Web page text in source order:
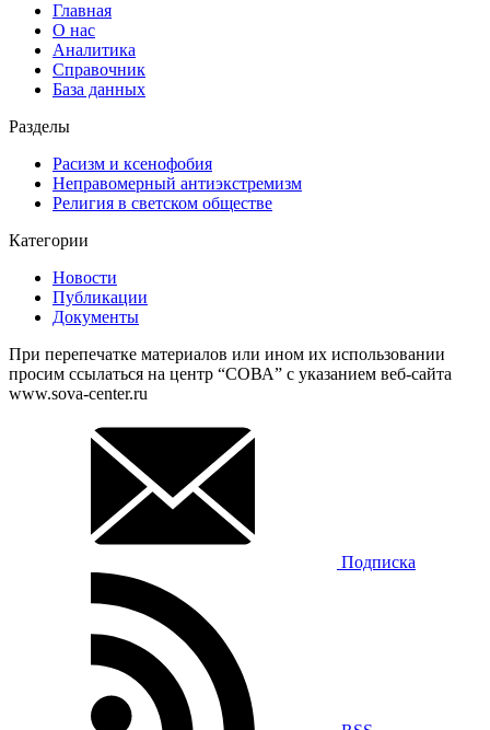
Главная
О нас
Аналитика
Справочник
База данных
Разделы
Расизм и ксенофобия
Неправомерный антиэкстремизм
Религия в светском обществе
Категории
Новости
Публикации
Документы
При перепечатке материалов или ином их использовании
просим ссылаться на центр “СОВА” с указанием веб-сайта
www.sova-center.ru
Подписка